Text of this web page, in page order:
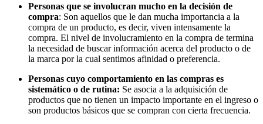
Personas que se involucran mucho en la decisión de
compra: Son aquellos que le dan mucha importancia a la
compra de un producto, es decir, viven intensamente la
compra. El nivel de involucramiento en la compra de termina
la necesidad de buscar información acerca del producto o de
la marca por la cual sentimos afinidad o preferencia.
Personas cuyo comportamiento en las compras es
sistemático o de rutina: Se asocia a la adquisición de
productos que no tienen un impacto importante en el ingreso o
son productos básicos que se compran con cierta frecuencia.